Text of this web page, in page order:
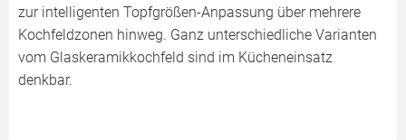
zur intelligenten Topfgrößen-Anpassung über mehrere
Kochfeldzonen hinweg. Ganz unterschiedliche Varianten
vom Glaskeramikkochfeld sind im Kücheneinsatz
denkbar.